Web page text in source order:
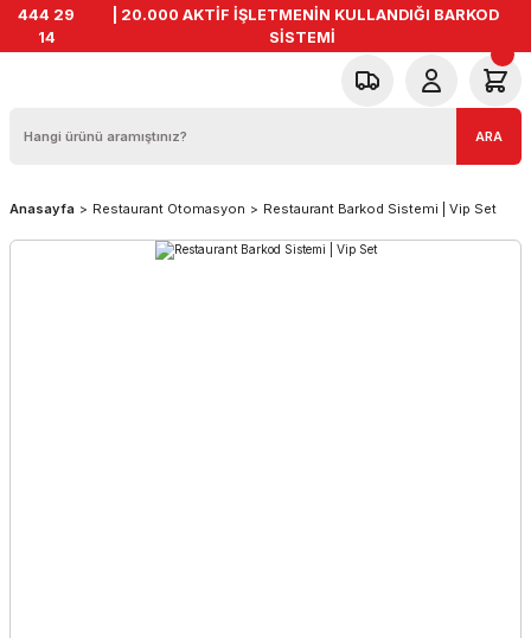
444 29
14
| 20.000 AKTİF İŞLETMENİN KULLANDIĞI BARKOD
SİSTEMİ
ARA
Anasayfa Restaurant Otomasyon Restaurant Barkod Sistemi | Vip Set